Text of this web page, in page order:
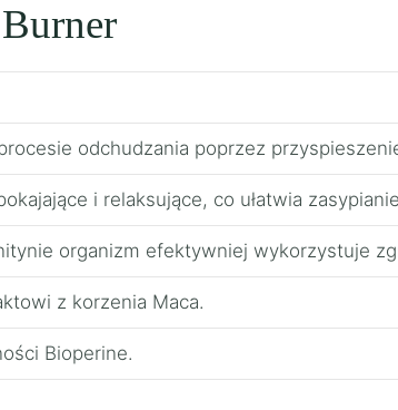
odchudzania poprzez
i relaksujące, co ułatwia
organizm efektywniej wykorzystuje
z korzenia Maca.
Bioperine.